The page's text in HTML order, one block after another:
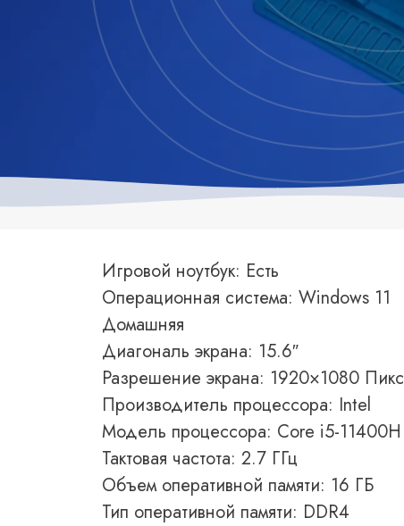
Игровой ноутбук: Есть
Операционная система: Windows 11
Домашняя
Диагональ экрана: 15.6″
Разрешение экрана: 1920×1080 Пикс
Производитель процессора: Intel
Модель процессора: Core i5-11400H
Тактовая частота: 2.7 ГГц
Объем оперативной памяти: 16 ГБ
Тип оперативной памяти: DDR4